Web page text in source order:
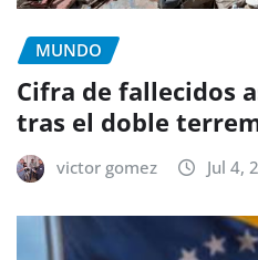
MUNDO
Cifra de fallecidos
tras el doble
victor gomez Jul 4,